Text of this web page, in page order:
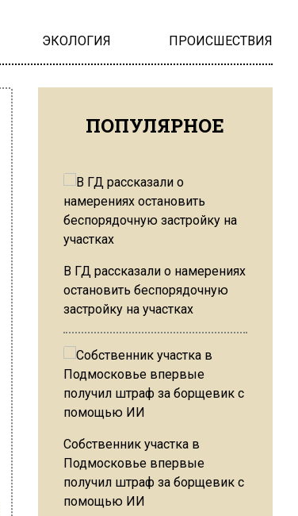
ЭКОЛОГИЯ ПРОИСШЕСТВИЯ
ПОПУЛЯРНОЕ
В ГД рассказали о намерениях
остановить беспорядочную
застройку на участках
Собственник участка в
Подмосковье впервые
получил штраф за борщевик с
помощью ИИ